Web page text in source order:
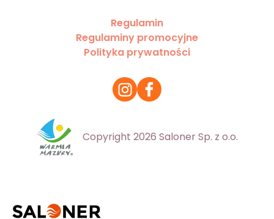
Regulamin
Regulaminy promocyjne
Polityka prywatności
Copyright 2026 Saloner Sp. z o.o.